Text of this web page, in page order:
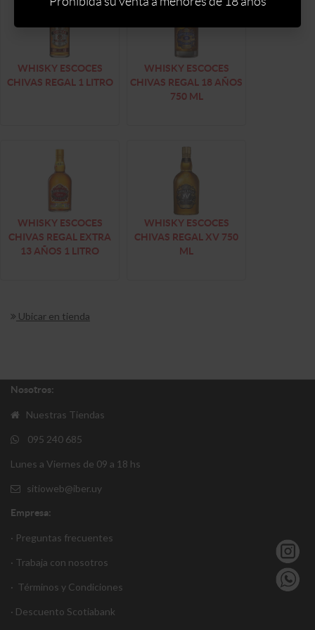
WHISKY ESCOCES
CHIVAS REGAL 1 LITRO
WHISKY ESCOCES
CHIVAS REGAL 18 AÑOS
750 ML
WHISKY ESCOCES
CHIVAS REGAL EXTRA
13 AÑOS 1 LITRO
WHISKY ESCOCES
CHIVAS REGAL XV 750
ML
Ubicar en tienda
Nosotros:
Nuestras Tiendas
095 240 685
Lunes a Viernes de 09 a 18 hs
sitioweb@iber.uy
Empresa:
· Preguntas frecuentes
· Trabaja con nosotros
· Términos y Condiciones
· Descuento Scotiabank